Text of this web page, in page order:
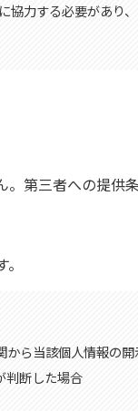
協力する必要があり
第三者への提供
ら当該個人情報の
判断した場合